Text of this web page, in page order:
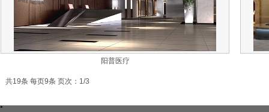
阳普医疗
共19条 每页9条 页次：1/3